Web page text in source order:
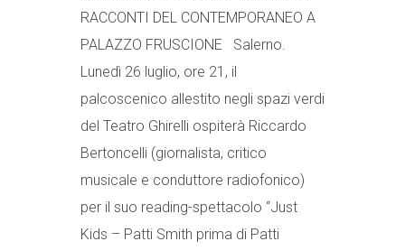
RACCONTI DEL CONTEMPORANEO A
PALAZZO FRUSCIONE Salerno.
Lunedì 26 luglio, ore 21, il
palcoscenico allestito negli spazi verdi
del Teatro Ghirelli ospiterà Riccardo
Bertoncelli (giornalista, critico
musicale e conduttore radiofonico)
per il suo reading-spettacolo “Just
Kids – Patti Smith prima di Patti